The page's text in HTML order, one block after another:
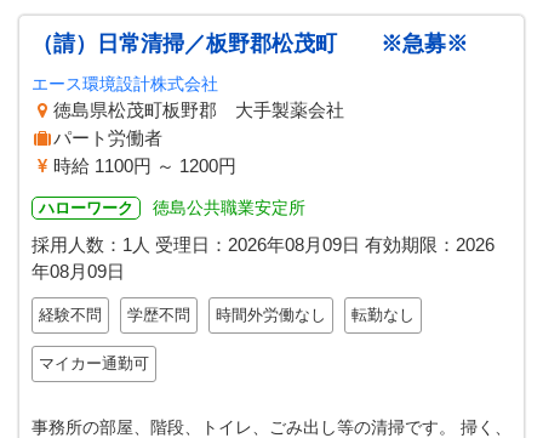
（請）日常清掃／板野郡松茂町 ※急募※
エース環境設計株式会社
徳島県松茂町板野郡 大手製薬会社
パート労働者
時給 1100円 ～ 1200円
ハローワーク 徳島公共職業安定所
採用人数：1人 受理日： 2026年08月09日 有効期限： 2026
年08月09日
経験不問 学歴不問 時間外労働なし 転勤なし
マイカー通勤可
事務所の部屋、階段、トイレ、ごみ出し等の清掃です。 掃く、